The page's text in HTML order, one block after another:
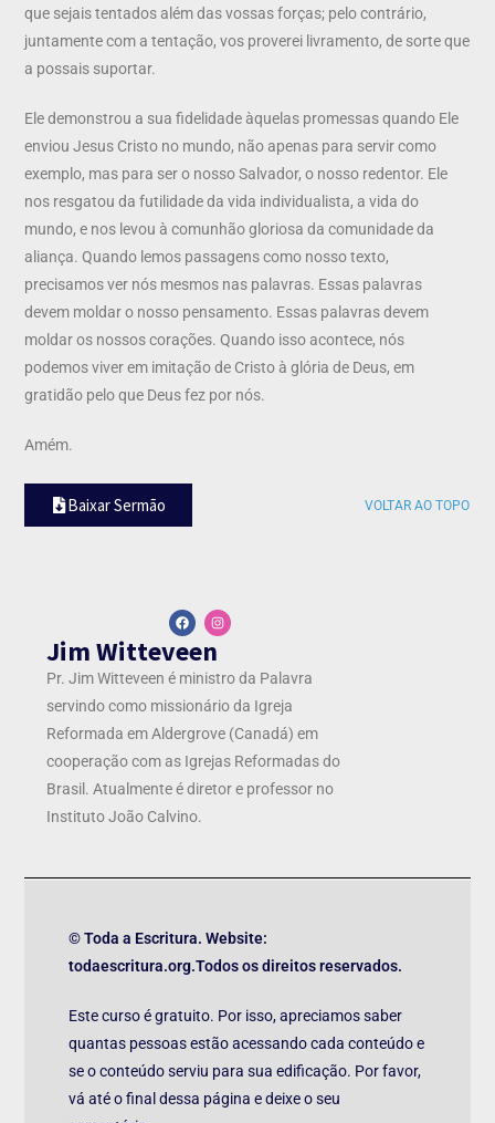
que sejais tentados além das vossas forças; pelo contrário,
juntamente com a tentação, vos proverei livramento, de sorte que
a possais suportar.
Ele demonstrou a sua fidelidade àquelas promessas quando Ele
enviou Jesus Cristo no mundo, não apenas para servir como
exemplo, mas para ser o nosso Salvador, o nosso redentor. Ele
nos resgatou da futilidade da vida individualista, a vida do
mundo, e nos levou à comunhão gloriosa da comunidade da
aliança. Quando lemos passagens como nosso texto,
precisamos ver nós mesmos nas palavras. Essas palavras
devem moldar o nosso pensamento. Essas palavras devem
moldar os nossos corações. Quando isso acontece, nós
podemos viver em imitação de Cristo à glória de Deus, em
gratidão pelo que Deus fez por nós.
Amém.
Baixar Sermão VOLTAR AO TOPO
Jim Witteveen
Pr. Jim Witteveen é ministro da Palavra
servindo como missionário da Igreja
Reformada em Aldergrove (Canadá) em
cooperação com as Igrejas Reformadas do
Brasil. Atualmente é diretor e professor no
Instituto João Calvino.
© Toda a Escritura. Website:
todaescritura.org.Todos os direitos reservados.
Este curso é gratuito. Por isso, apreciamos saber
quantas pessoas estão acessando cada conteúdo e
se o conteúdo serviu para sua edificação. Por favor,
vá até o final dessa página e deixe o seu